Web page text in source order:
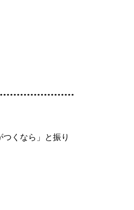
くなら」と振り